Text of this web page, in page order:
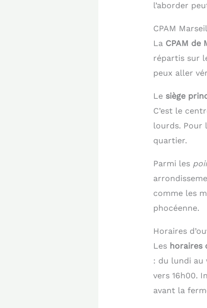
l’aborder
CPAM
La CPAM de
répartis sur
peux aller
Le siège
C’est le
lourds. Pour
quartier.
Parmi les
comme les
phocéenne.
Horaires
Les horaires
: du lundi au
vers 16h00.
avant la